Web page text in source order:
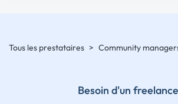
Tous les prestataires > Community
Besoin d'un